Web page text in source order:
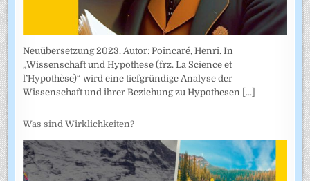
Neuübersetzung 2023. Autor: Poincaré, Henri. In
„Wissenschaft und Hypothese (frz. La Science et
l’Hypothèse)“ wird eine tiefgründige Analyse der
Wissenschaft und ihrer Beziehung zu Hypothesen [...]
Was sind Wirklichkeiten?